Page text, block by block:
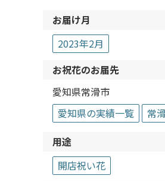
お届け月
2023年2月
お祝花のお届先
愛知県常滑市
愛知県の実績一覧
常
用途
開店祝い花